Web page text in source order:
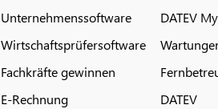
Unternehmenssoftware
Wirtschaftsprüfersoftware
Fachkräfte gewinnen
E-Rechnung
DATEV
DATEV